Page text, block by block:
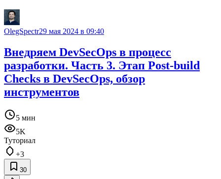
OlegSpectr29 мая 2024 в 09:40
Внедряем DevSecOps в процесс
разработки. Часть 3. Этап Post-build
Checks в DevSecOps, обзор
инструментов
5 мин
5K
Туториал
+3
30